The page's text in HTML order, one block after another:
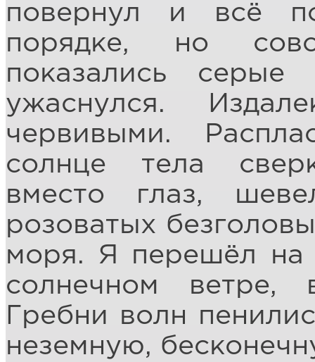
повернул и всё
порядке, но
показались
ужаснулся.
червивыми.
солнце тела
вместо глаз,
розоватых
моря. Я перешёл на
солнечном ветре,
Гребни волн
неземную,